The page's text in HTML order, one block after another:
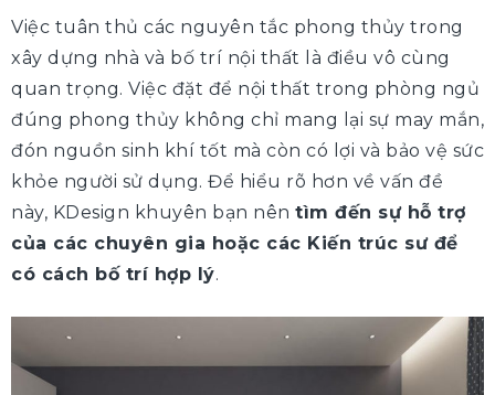
Việc tuân thủ các nguyên tắc phong thủy trong
xây dựng nhà và bố trí nội thất là điều vô cùng
quan trọng. Việc đặt để nội thất trong phòng ngủ
đúng phong thủy không chỉ mang lại sự may mắn,
đón nguồn sinh khí tốt mà còn có lợi và bảo vệ sức
khỏe người sử dụng. Để hiểu rõ hơn về vấn đề
này, KDesign khuyên bạn nên tìm đến sự hỗ trợ
của các chuyên gia hoặc các Kiến trúc sư để
có cách bố trí hợp lý.